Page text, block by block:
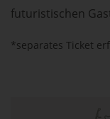
futuristischen
*separates Ticket